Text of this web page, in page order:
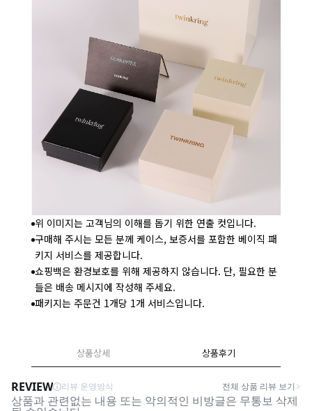
위 이미지는 고객님의 이해를 돕기 위한 연출 컷입니다.
구매해 주시는 모든 분께 케이스, 보증서를 포함한 베이직 패
키지 서비스를 제공합니다.
쇼핑백은 환경보호를 위해 제공하지 않습니다. 단, 필요한 분
들은 배송 메시지에 작성해 주세요.
패키지는 주문건 1개당 1개 서비스입니다.
상품상세 상품후기